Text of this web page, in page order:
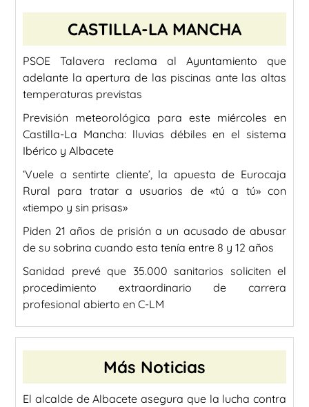
CASTILLA-LA MANCHA
PSOE Talavera reclama al Ayuntamiento que
adelante la apertura de las piscinas ante las altas
temperaturas previstas
Previsión meteorológica para este miércoles en
Castilla-La Mancha: lluvias débiles en el sistema
Ibérico y Albacete
‘Vuele a sentirte cliente’, la apuesta de Eurocaja
Rural para tratar a usuarios de «tú a tú» con
«tiempo y sin prisas»
Piden 21 años de prisión a un acusado de abusar
de su sobrina cuando esta tenía entre 8 y 12 años
Sanidad prevé que 35.000 sanitarios soliciten el
procedimiento extraordinario de carrera
profesional abierto en C-LM
Más Noticias
El alcalde de Albacete asegura que la lucha contra